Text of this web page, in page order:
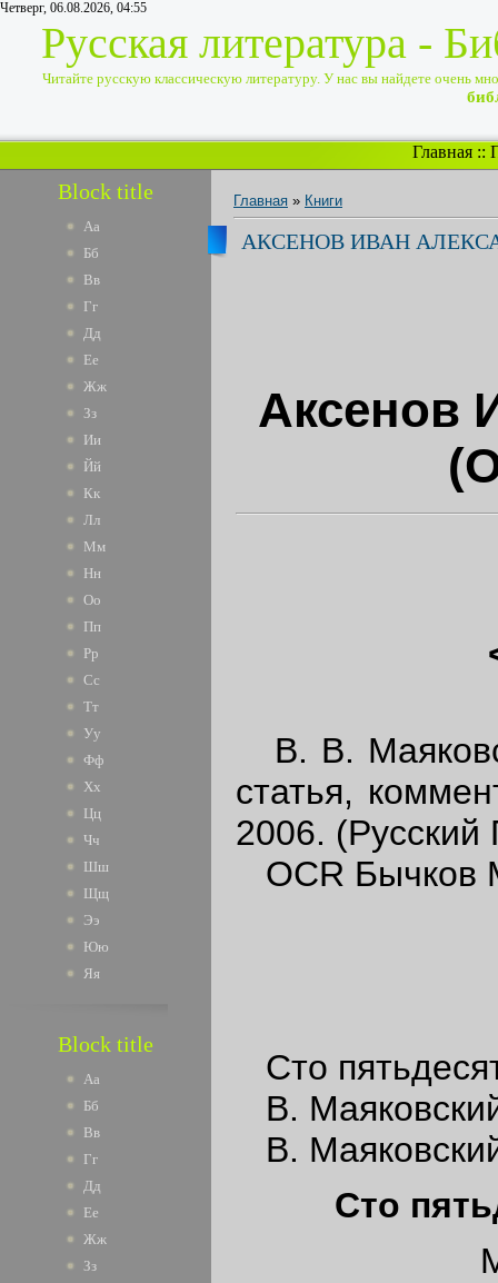
Четверг, 06.08.2026, 04:55
Русская литература -
Читайте русскую классическую литературу. У нас вы найдете очень
Главная ::
Block title
Аа
Бб
Вв
Гг
Дд
Ее
Жж
Зз
Ии
Йй
Кк
Лл
Мм
Нн
Оо
Пп
Рр
Сс
Тт
Уу
Фф
Хх
Цц
Чч
Шш
Щщ
Ээ
Юю
Яя
Block title
Аа
Бб
Вв
Гг
Дд
Ее
Жж
Зз
Главная » Книги
АКСЕНОВ ИВАН
Аксенов
В. В.
статья,
2006. (Русский
OCR Бычков
Сто
В.
В.
Сто